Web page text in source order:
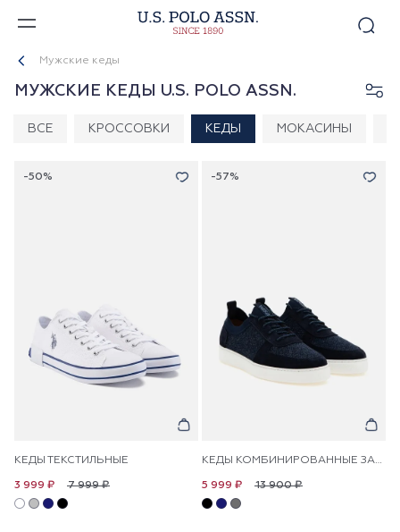
Мужские кеды
МУЖСКИЕ КЕДЫ U.S. POLO ASSN.
ВСЕ КРОССОВКИ КЕДЫ МОКАСИНЫ
-50%
КЕДЫ ТЕКСТИЛЬНЫЕ
7 999 ₽
3 999 ₽
-57%
КЕДЫ КОМБИНИРОВАННЫЕ ЗАМШЕВЫЕ
13 900 ₽
5 999 ₽